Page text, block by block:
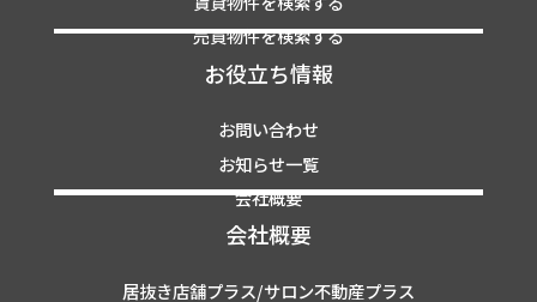
売買物件を検索する
お役立ち情報
お問い合わせ
お知らせ一覧
会社概要
会社概要
居抜き店舗プラス/サロン不動産プラス